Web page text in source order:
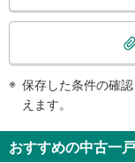
・点字テープ（券売機・
検
知
を
保存した条件の確
えます。
おすすめの中古一